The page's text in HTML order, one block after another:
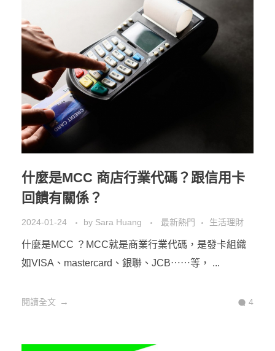
什麼是MCC 商店行業代碼？跟信用卡
回饋有關係？
2024-01-24 by Sara Huang 最新熱門 生活理財
什麼是MCC ？MCC就是商業行業代碼，是發卡組織
如VISA、mastercard、銀聯、JCB⋯⋯等， ...
閱讀全文 4